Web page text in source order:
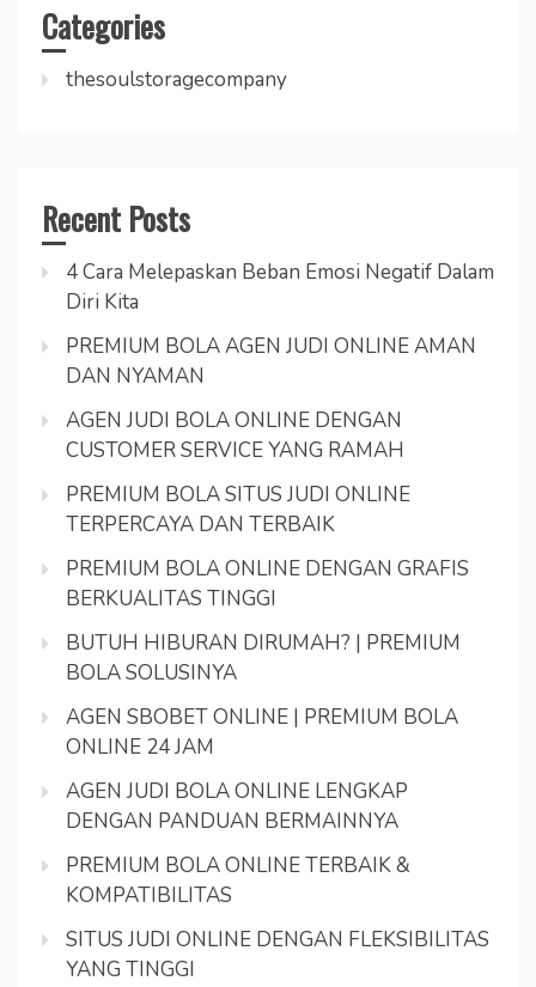
Categories
thesoulstoragecompany
Recent Posts
4 Cara Melepaskan Beban Emosi Negatif Dalam
Diri Kita
PREMIUM BOLA AGEN JUDI ONLINE AMAN
DAN NYAMAN
AGEN JUDI BOLA ONLINE DENGAN
CUSTOMER SERVICE YANG RAMAH
PREMIUM BOLA SITUS JUDI ONLINE
TERPERCAYA DAN TERBAIK
PREMIUM BOLA ONLINE DENGAN GRAFIS
BERKUALITAS TINGGI
BUTUH HIBURAN DIRUMAH? | PREMIUM
BOLA SOLUSINYA
AGEN SBOBET ONLINE | PREMIUM BOLA
ONLINE 24 JAM
AGEN JUDI BOLA ONLINE LENGKAP
DENGAN PANDUAN BERMAINNYA
PREMIUM BOLA ONLINE TERBAIK &
KOMPATIBILITAS
SITUS JUDI ONLINE DENGAN FLEKSIBILITAS
YANG TINGGI